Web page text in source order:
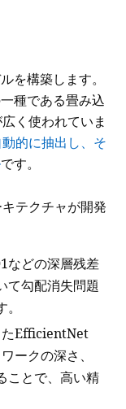
を構築します。
種である畳み込
く使われていま
的に抽出し、そ
です。
テクチャが開発
などの深層残差
て勾配消失問題
たEfficientNet
ークの深さ、
ことで、高い精